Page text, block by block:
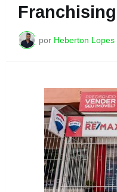
por Heberton Lopes